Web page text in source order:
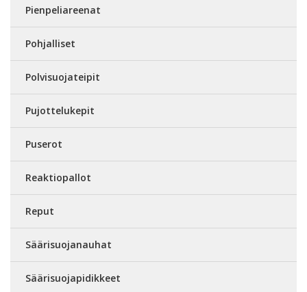
Pienpeliareenat
Pohjalliset
Polvisuojateipit
Pujottelukepit
Puserot
Reaktiopallot
Reput
Säärisuojanauhat
Säärisuojapidikkeet